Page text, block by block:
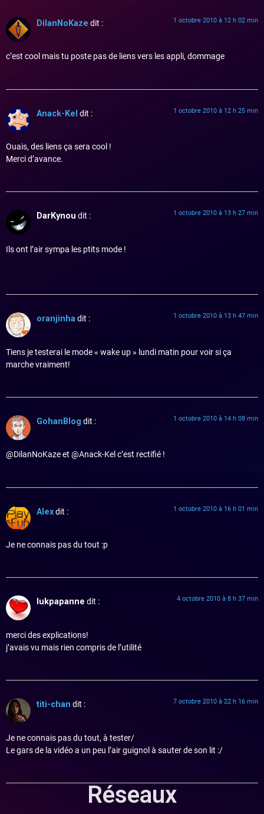
DilanNoKaze dit : 1 octobre 2010 à 12 h 02 min
c’est cool mais tu poste pas de liens vers les appli, dommage
Anack-Kel dit : 1 octobre 2010 à 12 h 25 min
Ouais, des liens ça sera cool !
Merci d’avance.
DarKynou dit : 1 octobre 2010 à 13 h 27 min
Ils ont l’air sympa les ptits mode !
oranjinhadit : 1 octobre 2010 à 13 h 47 min
Tiens je testerai le mode « wake up » lundi matin pour voir si ça
marche vraiment!
GohanBlog dit : 1 octobre 2010 à 14 h 08 min
@DilanNoKaze et @Anack-Kel c’est rectifié !
Alexdit : 1 octobre 2010 à 16 h 01 min
Je ne connais pas du tout :p
lukpapanne dit : 4 octobre 2010 à 8 h 37 min
merci des explications!
j’avais vu mais rien compris de l’utilité
titi-chan dit : 7 octobre 2010 à 22 h 16 min
Je ne connais pas du tout, à tester/
Le gars de la vidéo a un peu l’air guignol à sauter de son lit :/
Réseaux